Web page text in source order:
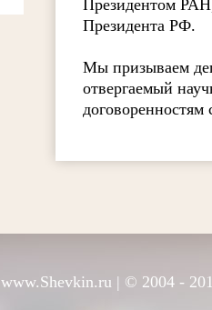
Президентом
Президента РФ.
Мы призываем
отвергаемый
договоренностям
www.Shevkin.ru | © 2004 -